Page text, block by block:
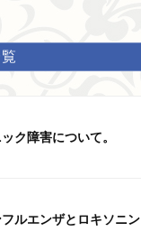
ク障害について。
ルエンザとロキソニン